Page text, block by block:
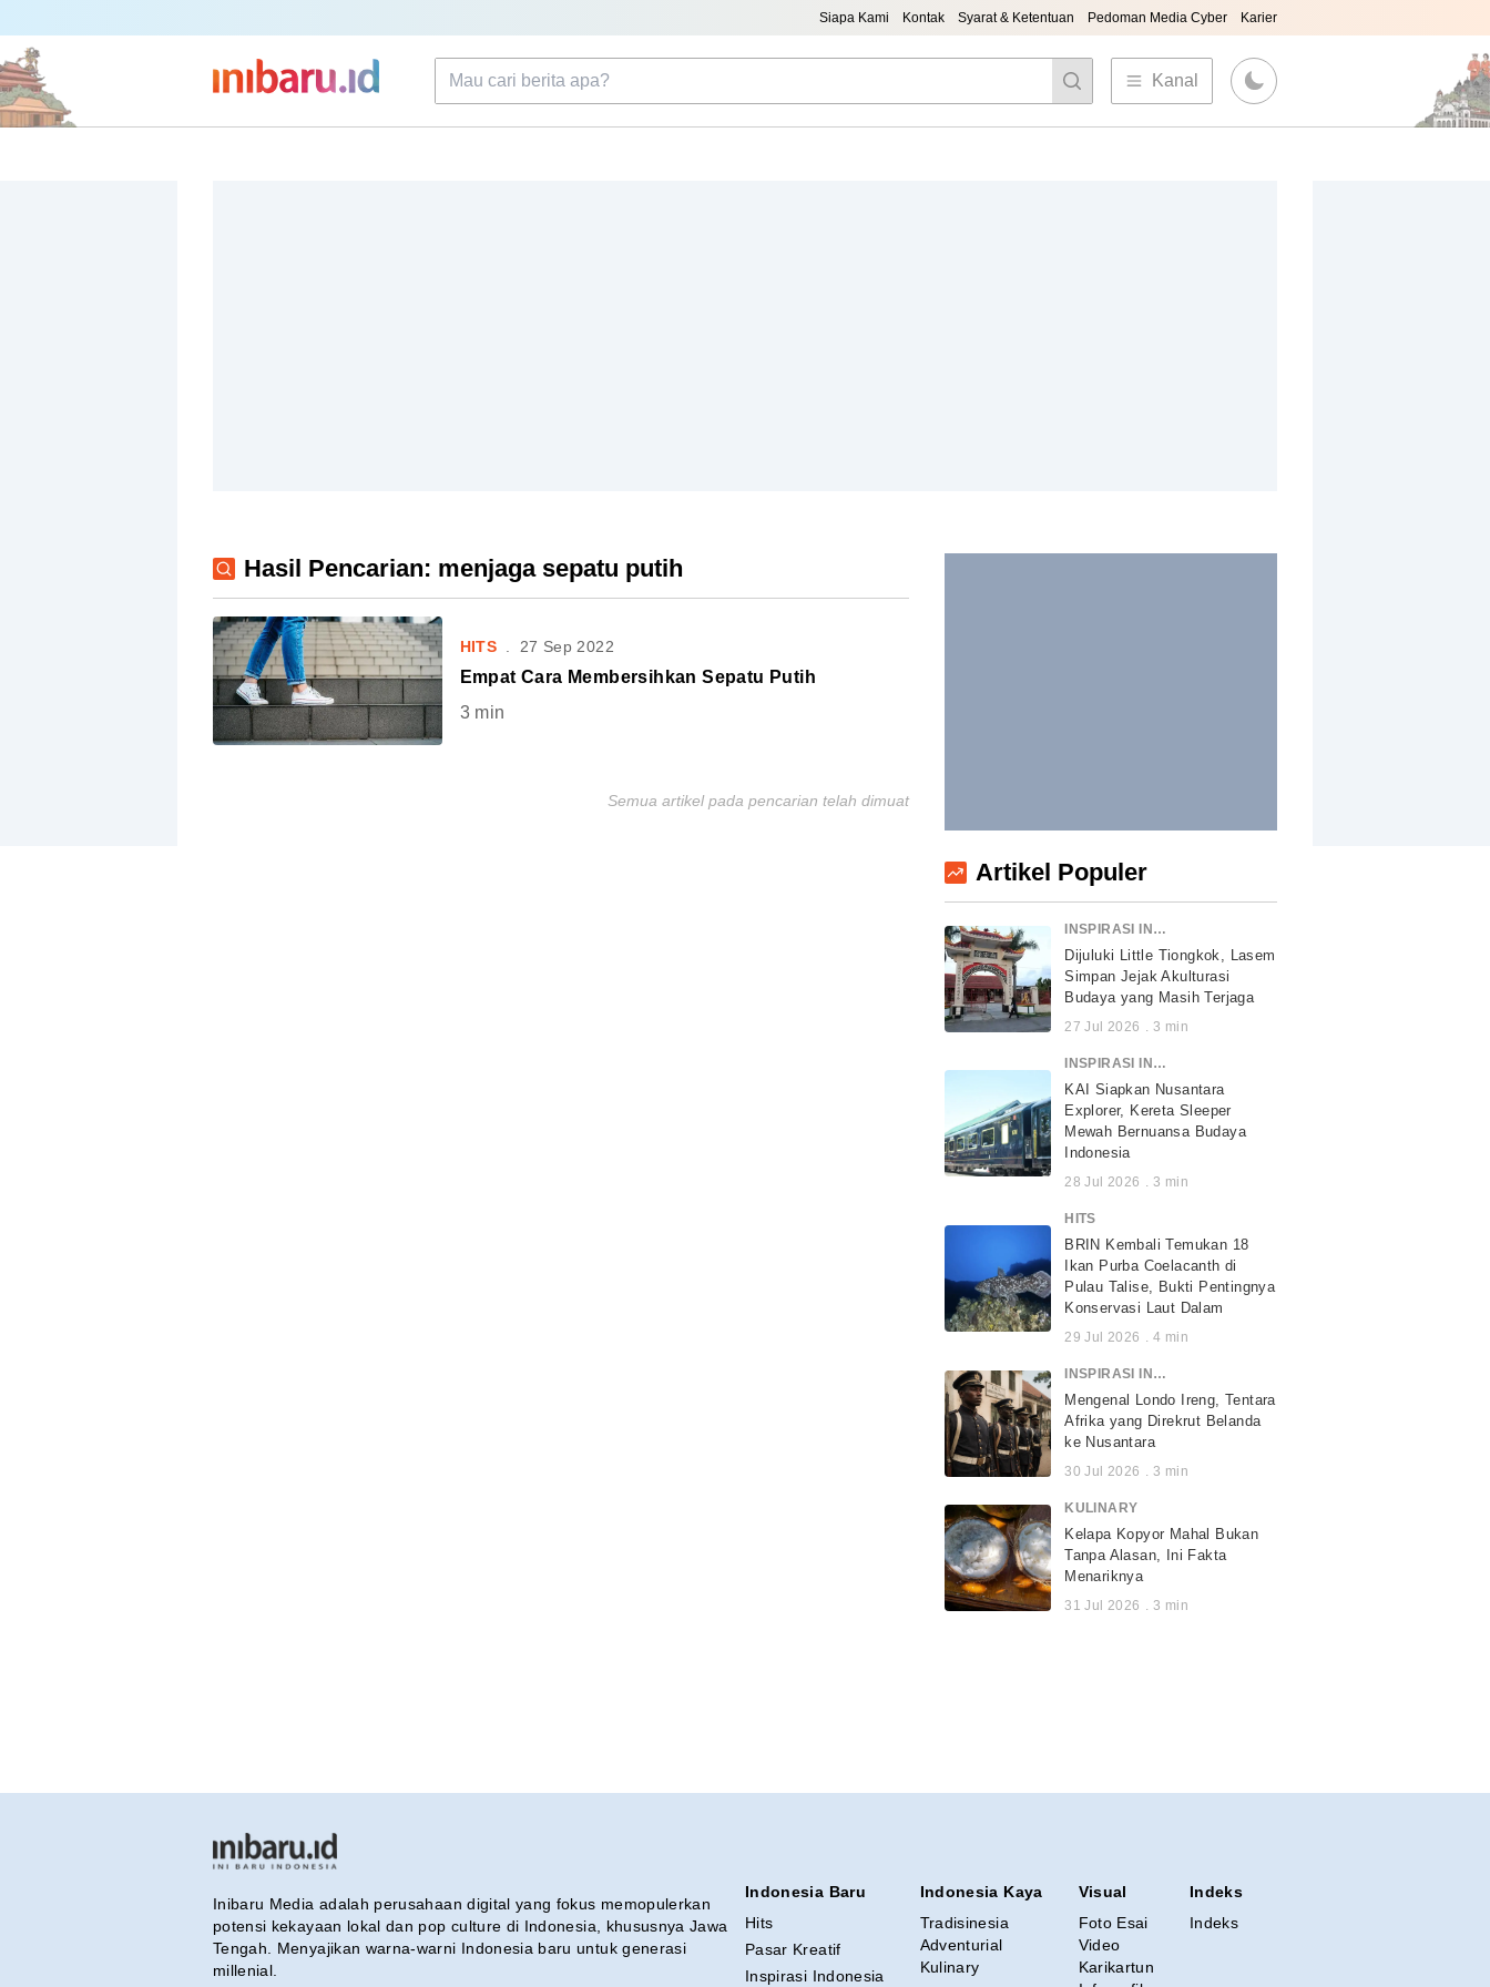
Siapa Kami Kontak Syarat & Ketentuan Pedoman Media Cyber Karier
Kanal
Hasil Pencarian: menjaga sepatu putih
HITS 27 Sep 2022
Empat Cara Membersihkan Sepatu Putih
3min
Semua artikel pada pencarian telah dimuat
Artikel Populer
INSPIRASI INDONESIA
Dijuluki Little Tiongkok, Lasem
Simpan Jejak Akulturasi
Budaya yang Masih Terjaga
27 Jul 2026 . 3 min
INSPIRASI INDONESIA
KAI Siapkan Nusantara
Explorer, Kereta Sleeper
Mewah Bernuansa Budaya
Indonesia
28 Jul 2026 . 3 min
HITS
BRIN Kembali Temukan 18
Ikan Purba Coelacanth di
Pulau Talise, Bukti Pentingnya
Konservasi Laut Dalam
29 Jul 2026 . 4 min
INSPIRASI INDONESIA
Mengenal Londo Ireng, Tentara
Afrika yang Direkrut Belanda
ke Nusantara
30 Jul 2026 . 3 min
KULINARY
Kelapa Kopyor Mahal Bukan
Tanpa Alasan, Ini Fakta
Menariknya
31 Jul 2026 . 3 min
Inibaru Media adalah perusahaan digital yang fokus memopulerkan
potensi kekayaan lokal dan pop culture di Indonesia, khususnya Jawa
Tengah. Menyajikan warna-warni Indonesia baru untuk generasi
millenial.
Indonesia Baru
Hits
Pasar Kreatif
Inspirasi Indonesia
Indonesia Kaya
Tradisinesia
Adventurial
Kulinary
Visual
Foto Esai
Video
Karikartun
Indeks
Indeks